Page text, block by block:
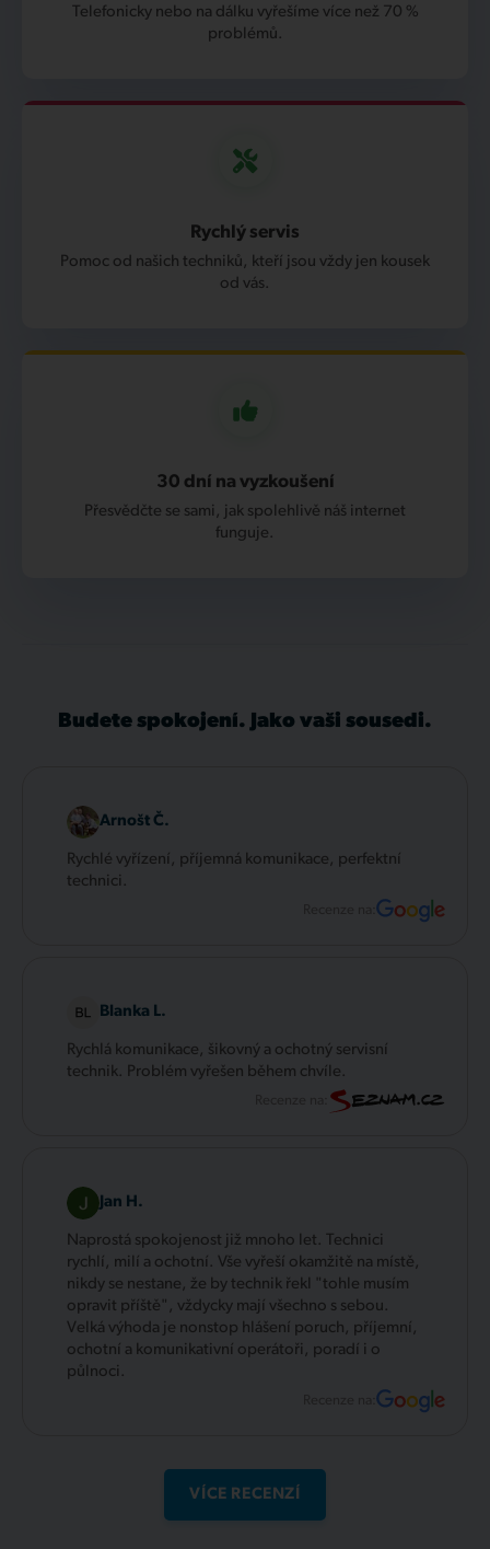
Telefonicky nebo na dálku vyřešíme více než 70 %
problémů.
Rychlý servis
Pomoc od našich techniků, kteří jsou vždy jen kousek
od vás.
30 dní na vyzkoušení
Přesvědčte se sami, jak spolehlivě náš internet
funguje.
Budete spokojení. Jako vaši sousedi.
Arnošt Č.
Rychlé vyřízení, příjemná komunikace, perfektní
technici.
Recenze na:
Blanka L.
Rychlá komunikace, šikovný a ochotný servisní
technik. Problém vyřešen během chvíle.
Jan H.
Naprostá spokojenost již mnoho let. Technici
rychlí, milí a ochotní. Vše vyřeší okamžitě na místě,
nikdy se nestane, že by technik řekl "tohle musím
opravit příště", vždycky mají všechno s sebou.
Velká výhoda je nonstop hlášení poruch, příjemní,
ochotní a komunikativní operátoři, poradí i o
půlnoci.
Recenze na:
VÍCE RECENZÍ